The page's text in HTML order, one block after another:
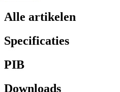
Alle artikelen
Specificaties
PIB
Downloads